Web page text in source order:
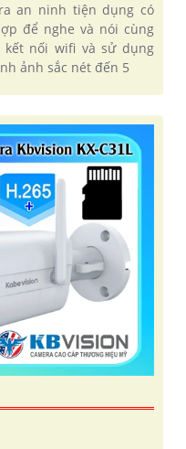
an ninh tiện dụng có
để nghe và nói cùng
kết nối wifi và sử dụng
ảnh sắc nét đến 5